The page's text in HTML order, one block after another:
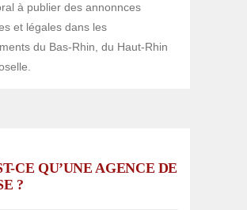
à publier des annonnces
et légales dans les
du Bas-Rhin, du Haut-Rhin
CE QU’UNE AGENCE DE
?